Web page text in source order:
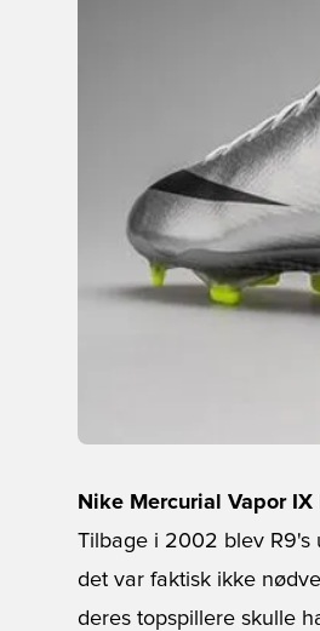
Nike Mercurial Vapor
Tilbage i 2002 blev R9's
det var faktisk ikke
deres topspillere skulle